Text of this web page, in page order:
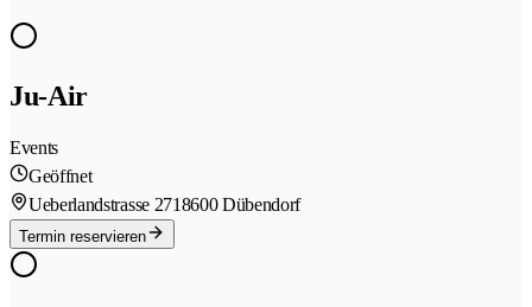
Ju-Air
Events
Geöffnet
Ueberlandstrasse 2718600 Dübendorf
Termin reservieren